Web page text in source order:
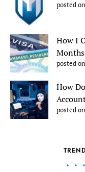
posted
How I
Months
posted
How
posted